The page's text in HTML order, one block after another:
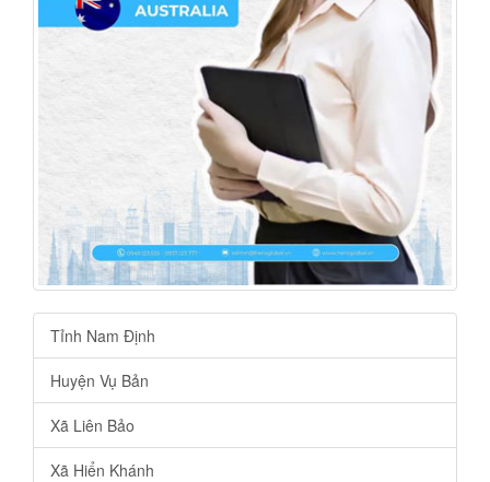
Tỉnh Nam Định
Huyện Vụ Bản
Xã Liên Bảo
Xã Hiển Khánh